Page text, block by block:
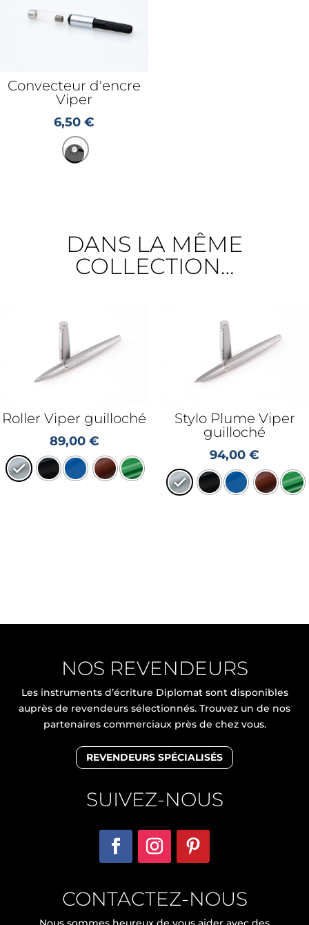
Convecteur d'encre
Viper
6,50€
DANS LA MÊME
COLLECTION…
Roller Viper guilloché
89,00 €
Stylo Plume Viper
guilloché
94,00€
NOS REVENDEURS
Les instruments d’écriture Diplomat sont disponibles
auprès de revendeurs sélectionnés. Trouvez un de nos
partenaires commerciaux près de chez vous.
REVENDEURS SPÉCIALISÉS
SUIVEZ-NOUS
CONTACTEZ-NOUS